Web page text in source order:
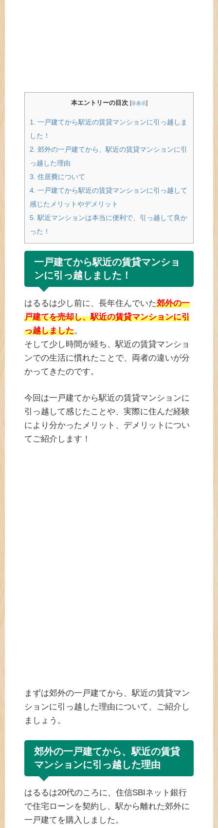
本エントリーの目次 [非表示]
1. 一戸建てから駅近の賃貸マンションに引っ越しま
した！
2. 郊外の一戸建てから、駅近の賃貸マンションに引
っ越した理由
3. 住居費について
4. 一戸建てから駅近の賃貸マンションに引っ越して
感じたメリットやデメリット
5. 駅近マンションは本当に便利で、引っ越して良か
った！
一戸建てから駅近の賃貸マンショ
ンに引っ越しました！
はるるは少し前に、長年住んでいた郊外の一
戸建てを売却し、駅近の賃貸マンションに引
っ越しました。
そして少し時間が経ち、駅近の賃貸マンショ
ンでの生活に慣れたことで、両者の違いが分
かってきたのです。
今回は一戸建てから駅近の賃貸マンションに
引っ越して感じたことや、実際に住んだ経験
により分かったメリット、デメリットについ
てご紹介します！
まずは郊外の一戸建てから、駅近の賃貸マン
ションに引っ越した理由について、ご紹介し
ましょう。
郊外の一戸建てから、駅近の賃貸
マンションに引っ越した理由
はるるは20代のころに、住信SBIネット銀行
で住宅ローンを契約し、駅から離れた郊外に
一戸建てを購入しました。